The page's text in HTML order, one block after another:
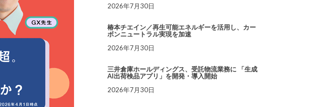
2026年7月30日
椿本チエイン／再生可能エネルギーを活用し、カー
ボンニュートラル実現を加速
2026年7月30日
三井倉庫ホールディングス、受託物流業務に 「生成
AI出荷検品アプリ」を開発・導入開始
2026年7月30日